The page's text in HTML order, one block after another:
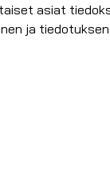
asiat
ja